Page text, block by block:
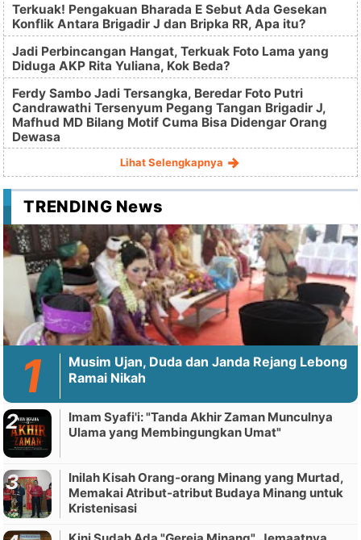
Terkuak! Pengakuan Bharada E Sebut Ada Gesekan
Konflik Antara Brigadir J dan Bripka RR, Apa itu?
Jadi Perbincangan Hangat, Terkuak Foto Lama yang
Diduga AKP Rita Yuliana, Kok Beda?
Ferdy Sambo Jadi Tersangka, Beredar Foto Putri
Candrawathi Tersenyum Pegang Tangan Brigadir J,
Mafhud MD Bilang Motif Cuma Bisa Didengar Orang
Dewasa
Lihat Selengkapnya
TRENDING News
Musim Ujan, Duda dan Janda Rejang Lebong
Ramai Nikah
Imam Syafi'i: "Tanda Akhir Zaman Munculnya
Ulama yang Membingungkan Umat"
Inilah Kisah Orang-orang Minang yang Murtad,
Memakai Atribut-atribut Budaya Minang untuk
Kristenisasi